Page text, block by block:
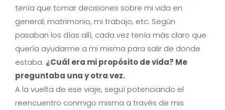
tenía que tomar decisiones sobre mi vida en
general; matrimonio, mi trabajo, etc. Según
pasaban los días allí, cada vez tenía más claro que
quería ayudarme a mi misma para salir de donde
estaba. ¿Cuál era mi propósito de vida? Me
preguntaba una y otra vez.
A la vuelta de ese viaje, seguí potenciando el
reencuentro conmigo misma a través de mis